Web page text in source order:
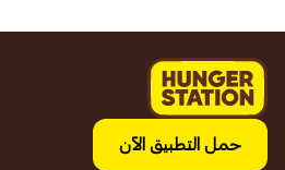
حمل التطبيق الآن